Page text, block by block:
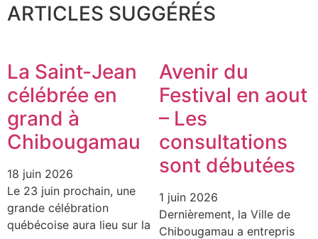
ARTICLES SUGGÉRÉS
La Saint-Jean
célébrée en
grand à
Chibougamau
18 juin 2026
Le 23 juin prochain, une
grande célébration
québécoise aura lieu sur la
Avenir du
Festival en aout
– Les
consultations
sont débutées
1 juin 2026
Dernièrement, la Ville de
Chibougamau a entrepris